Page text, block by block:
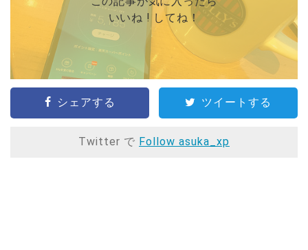
いいね ! してね！
シェアする ツイートする
Twitter で Follow asuka_xp